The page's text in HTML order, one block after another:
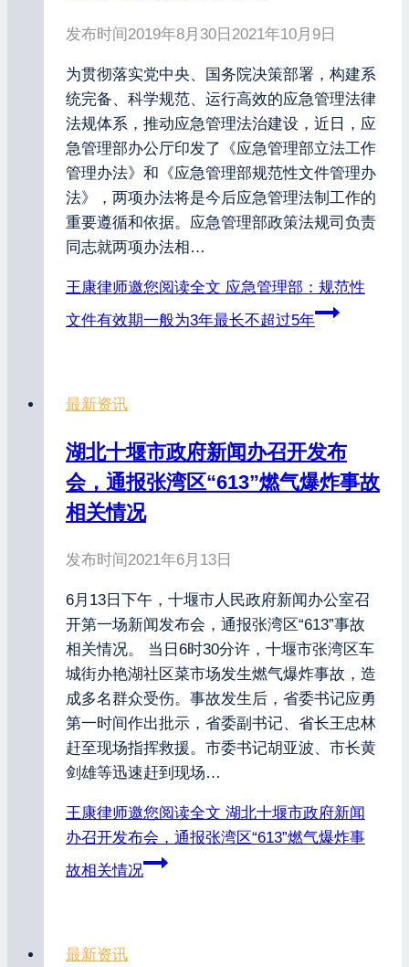
发布时间2019年8月30日 2021年10月9日
为贯彻落实党中央、国务院决策部署，构建系
统完备、科学规范、运行高效的应急管理法律
法规体系，推动应急管理法治建设，近日，应
急管理部办公厅印发了《应急管理部立法工作
管理办法》和《应急管理部规范性文件管理办
法》，两项办法将是今后应急管理法制工作的
重要遵循和依据。应急管理部政策法规司负责
同志就两项办法相…
王康律师邀您阅读全文 应急管理部：规范性
文件有效期一般为3年最长不超过5年
最新资讯
湖北十堰市政府新闻办召开发布
会，通报张湾区“613”燃气爆炸事故
相关情况
发布时间2021年6月13日
6月13日下午，十堰市人民政府新闻办公室召
开第一场新闻发布会，通报张湾区“613”事故
相关情况。 当日6时30分许，十堰市张湾区车
城街办艳湖社区菜市场发生燃气爆炸事故，造
成多名群众受伤。事故发生后，省委书记应勇
第一时间作出批示，省委副书记、省长王忠林
赶至现场指挥救援。市委书记胡亚波、市长黄
剑雄等迅速赶到现场…
王康律师邀您阅读全文 湖北十堰市政府新闻
办召开发布会，通报张湾区“613”燃气爆炸事
故相关情况
最新资讯